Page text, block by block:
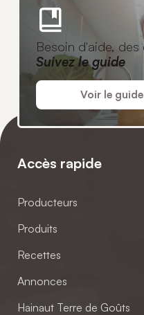
Besoin d'aide,
Suivez le guide
Voir le
Accès rapide
Producteurs
Produits
Recettes
Annonces
Hainaut Terre de Goûts